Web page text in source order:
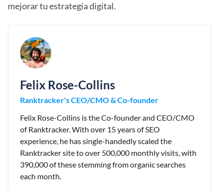
mejorar tu estrategia digital.
Felix Rose-Collins
Ranktracker's CEO/CMO & Co-founder
Felix Rose-Collins is the Co-founder and CEO/CMO
of Ranktracker. With over 15 years of SEO
experience, he has single-handedly scaled the
Ranktracker site to over 500,000 monthly visits, with
390,000 of these stemming from organic searches
each month.